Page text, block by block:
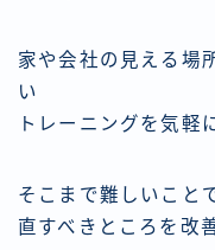
家や会社の見える場
い
トレーニングを気軽
そこまで難しいこと
直すべきところを改